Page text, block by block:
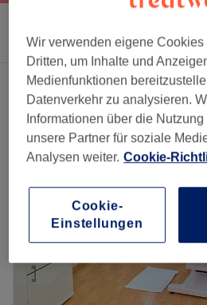
Beliebiger Preis
2 Salons die anbieten:sugaring in
Wir verwenden eigene
Dritten, um Inhalte und
Medienfunktionen
Datenverkehr zu analysieren.
Informationen über die
unsere Partner für soziale
Analysen weiter. Cookie-
Cookie-
Einstellungen